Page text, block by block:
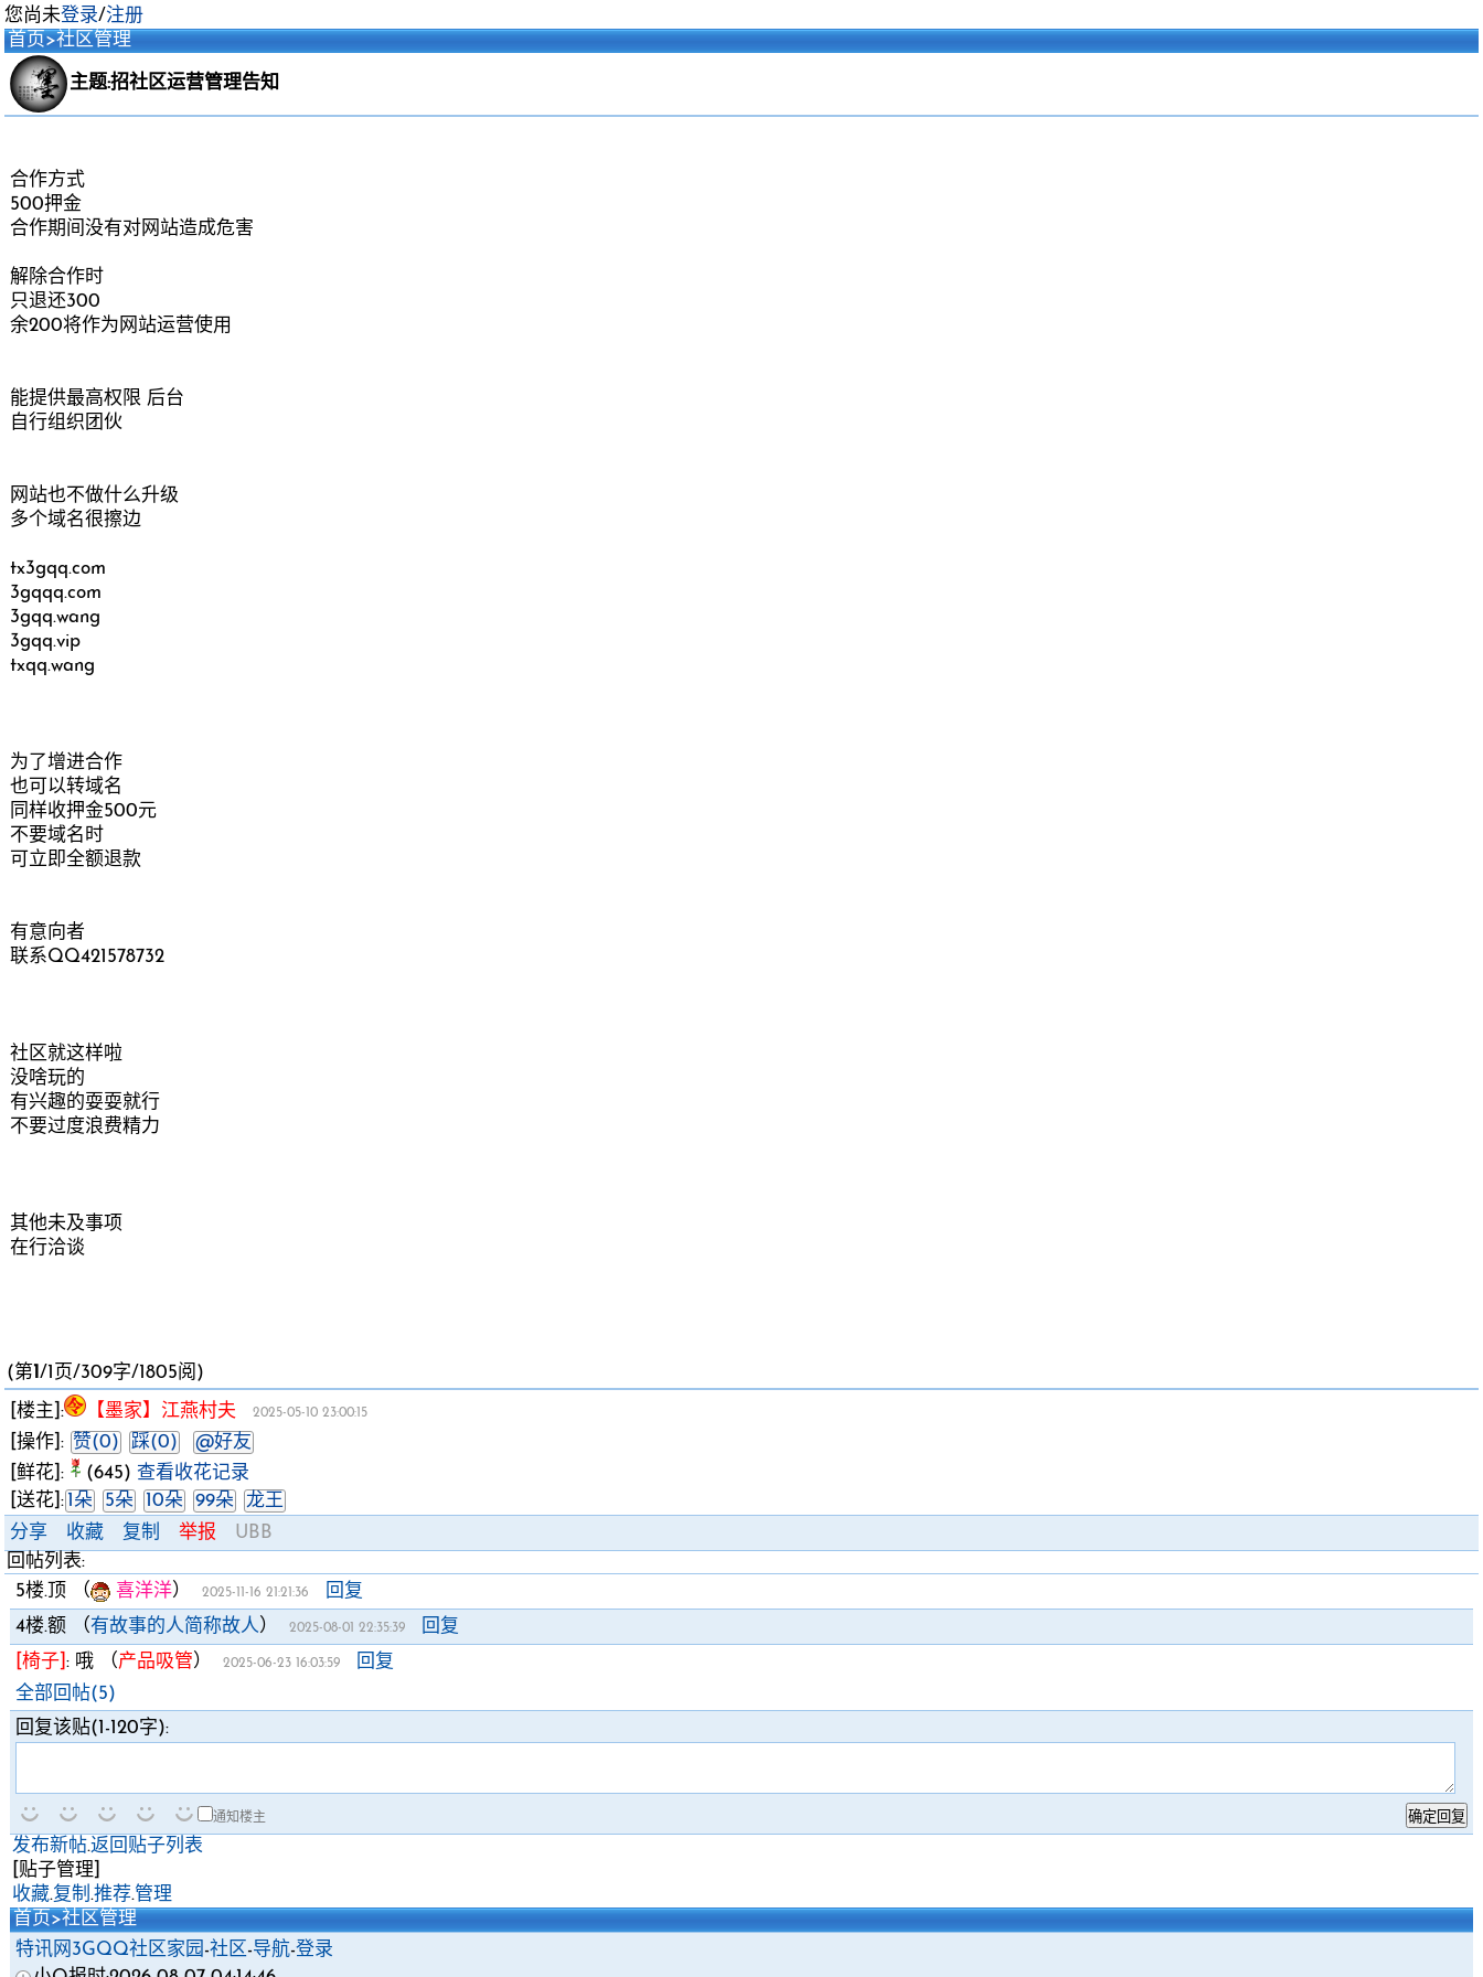
您尚未登录/注册
首页>社区管理
主题:招社区运营管理告知
合作方式
500押金
合作期间没有对网站造成危害
解除合作时
只退还300
余200将作为网站运营使用
能提供最高权限 后台
自行组织团伙
网站也不做什么升级
多个域名很擦边
tx3gqq.com
3gqqq.com
3gqq.wang
3gqq.vip
txqq.wang
为了增进合作
也可以转域名
同样收押金500元
不要域名时
可立即全额退款
有意向者
联系QQ421578732
社区就这样啦
没啥玩的
有兴趣的耍耍就行
不要过度浪费精力
其他未及事项
在行洽谈
(第1 /1页/309字/1805阅)
[楼主]: 【墨家】江燕村夫 2025-05-10 23:00:15
[操作]: 赞(0) 踩(0)
@好友
[鲜花]:
(645) 查看收花记录
[送花]: 1朵 5朵 10朵 99朵
龙王
分享
收藏 复制 举报
UBB
回帖列表:
5楼.顶 （ 喜洋洋） 2025-11-16 21:21:36
回复
4楼.额 （有故事的人简称故人） 2025-08-01 22:35:39
回复
[椅子] : 哦 （产品吸管） 2025-06-23 16:03:59
回复
全部回帖(5)
回复该贴(1-120字):
通知楼主
发布新帖.返回贴子列表
[贴子管理]
收藏.复制 .推荐.管理
首页>社区管理
特讯网3GQQ社区家园 -社区 -导航-登录